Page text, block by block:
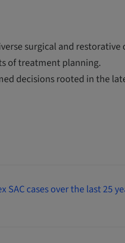
surgical and restorative
of treatment planning.
decisions rooted in the
cases over the last 25